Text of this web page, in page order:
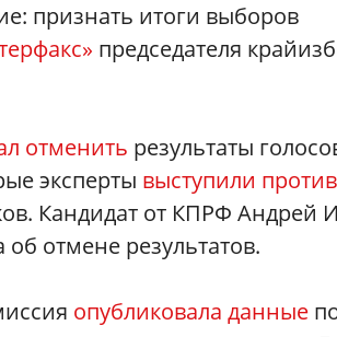
признать итоги выборов
председателя
отменить результаты
эксперты выступили против
Кандидат от КПРФ
отмене результатов.
опубликовала данные